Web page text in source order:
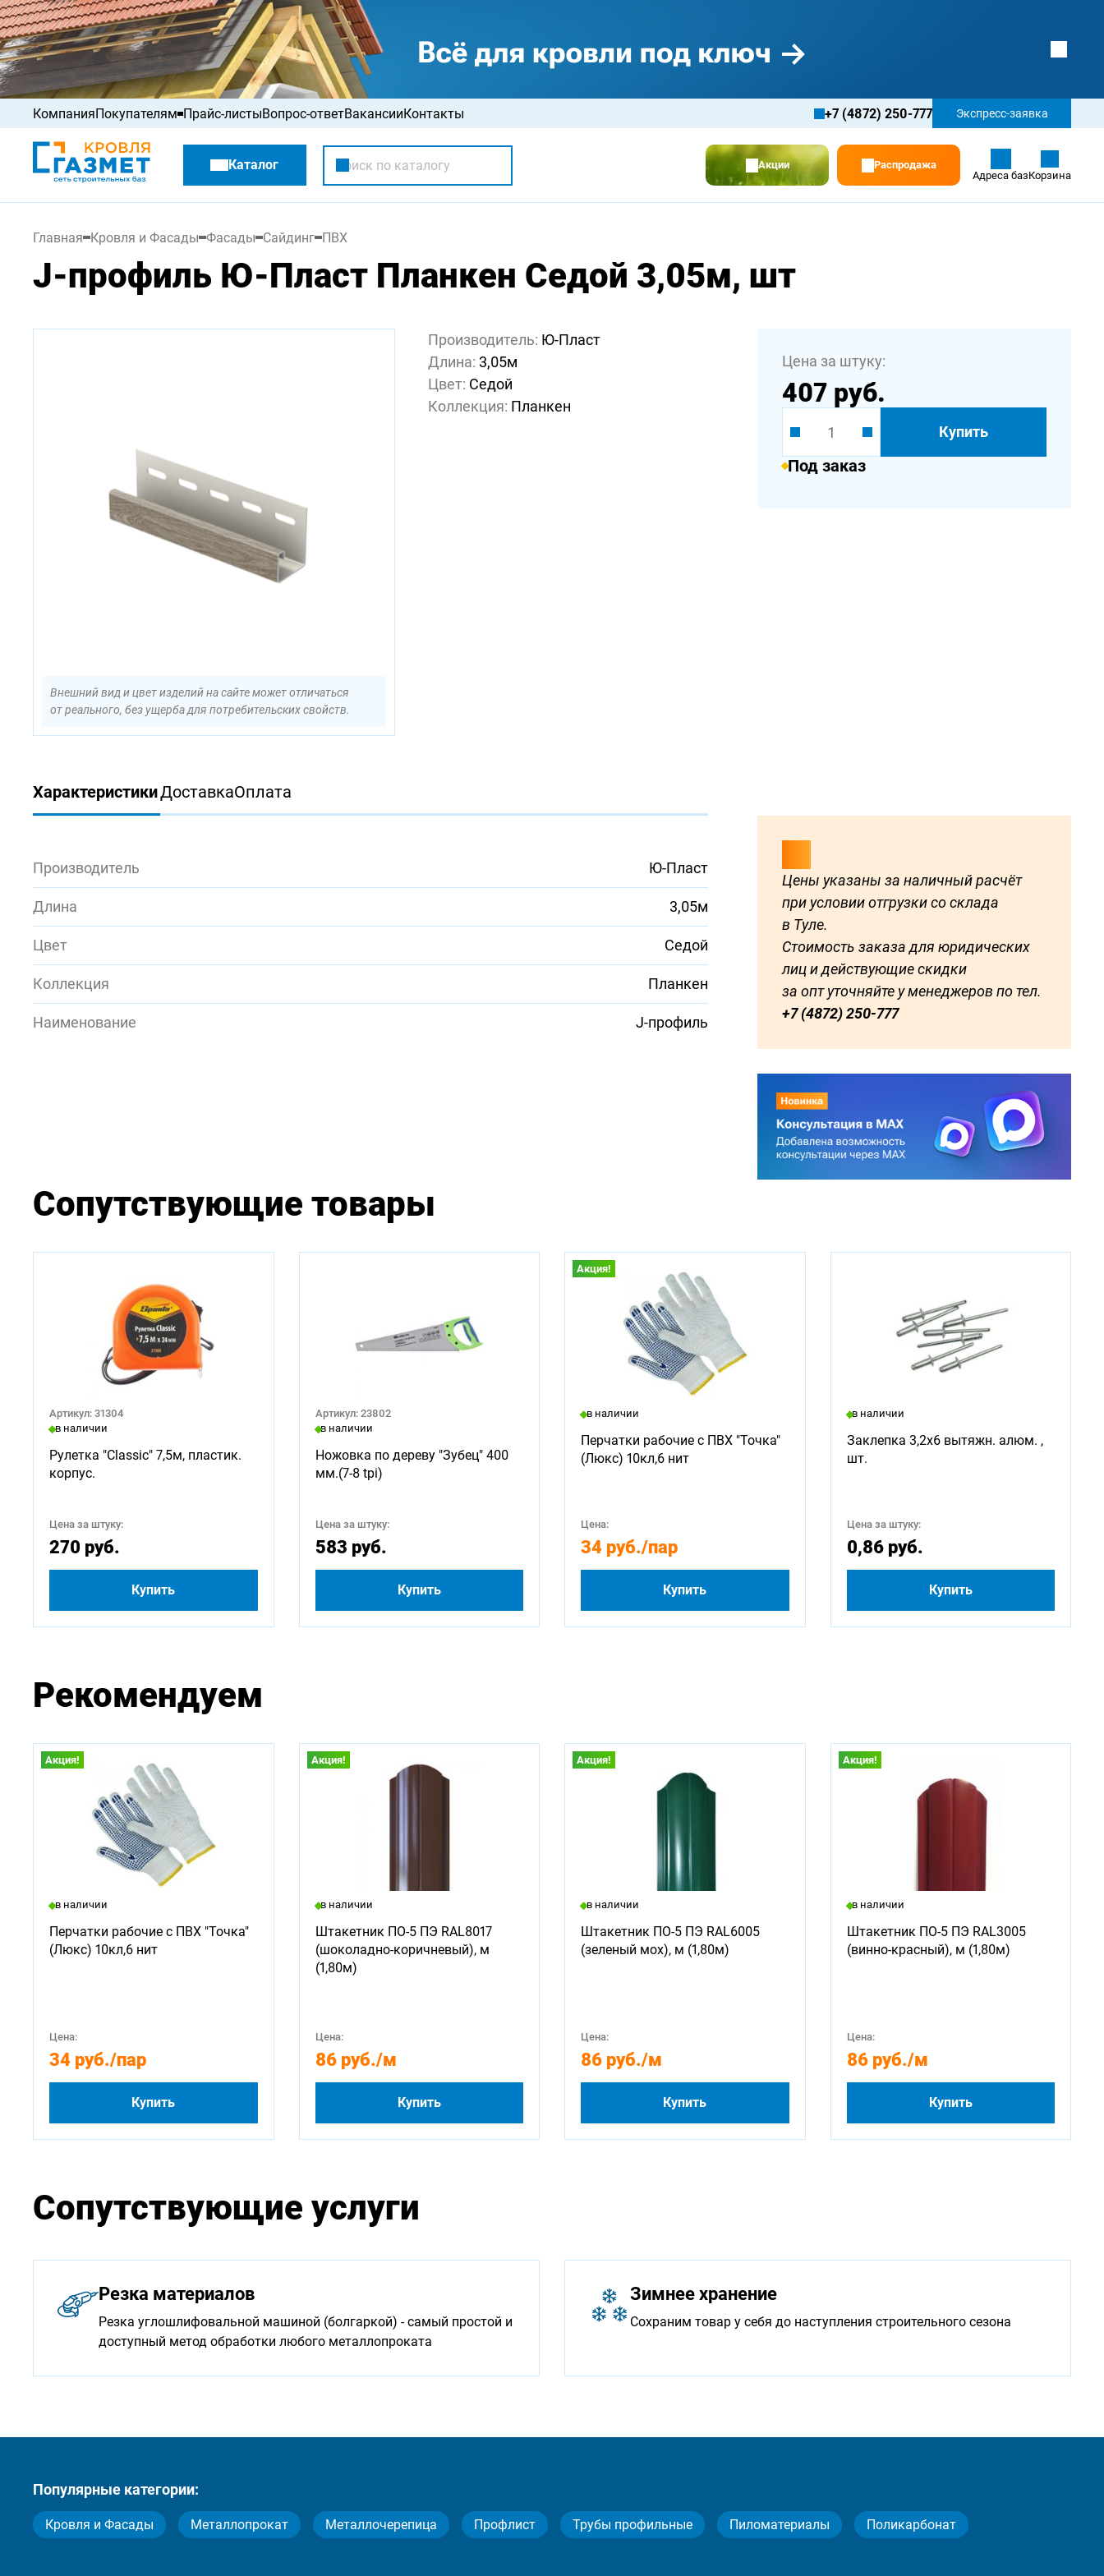
КомпанияПокупателям
Акции
Распродажа
Прайс-листыВопрос-ответВакансииКонтакты +7 (4872) 250-777 Экспресс-заявка
Каталог Акции
Распродажа
Адреса базКорзина
Главная Кровля и Фасады Фасады Сайдинг ПВХ
J-профиль Ю-Пласт Планкен Седой 3,05м, шт
Внешний вид и цвет изделий на сайте может отличаться
от реального, без ущерба для потребительских свойств.
Производитель: Ю-Пласт
Длина: 3,05м
Цвет: Седой
Коллекция: Планкен
Цена за штуку:
407 руб.
Купить
Под заказ
ХарактеристикиДоставкаОплата
Производитель Ю-Пласт
Длина 3,05м
Цвет Седой
Коллекция Планкен
Наименование J-профиль
Цены указаны за наличный расчёт
при условии отгрузки со склада
в Туле.
Стоимость заказа для юридических
лиц и действующие скидки
за опт уточняйте у менеджеров по тел.
+7 (4872) 250-777
Сопутствующие товары
Артикул: 31304
в наличии
Рулетка "Classic" 7,5м, пластик.
корпус.
Цена за штуку:
270 руб.
Купить
Артикул: 23802
в наличии
Ножовка по дереву "Зубец" 400
мм.(7-8 tpi)
Цена за штуку:
583 руб.
Купить
Акция!
в наличии
Перчатки рабочие с ПВХ "Точка"
(Люкс) 10кл,6 нит
Цена:
34 руб./пар
Купить
в наличии
Заклепка 3,2х6 вытяжн. алюм. ,
шт.
Цена за штуку:
0,86 руб.
Купить
Рекомендуем
Акция!
в наличии
Перчатки рабочие с ПВХ "Точка"
(Люкс) 10кл,6 нит
Цена:
34 руб./пар
Купить
Акция!
в наличии
Штакетник ПО-5 ПЭ RAL8017
(шоколадно-коричневый), м
(1,80м)
Цена:
86 руб./м
Купить
Акция!
в наличии
Штакетник ПО-5 ПЭ RAL6005
(зеленый мох), м (1,80м)
Цена:
86 руб./м
Купить
Акция!
в наличии
Штакетник ПО-5 ПЭ RAL3005
(винно-красный), м (1,80м)
Цена:
86 руб./м
Купить
Сопутствующие услуги
Резка материалов
Резка углошлифовальной машиной (болгаркой) - самый простой и
доступный метод обработки любого металлопроката
Зимнее хранение
Сохраним товар у себя до наступления строительного сезона
Популярные категории:
Кровля и Фасады Металлопрокат Металлочерепица Профлист Трубы профильные Пиломатериалы Поликарбонат